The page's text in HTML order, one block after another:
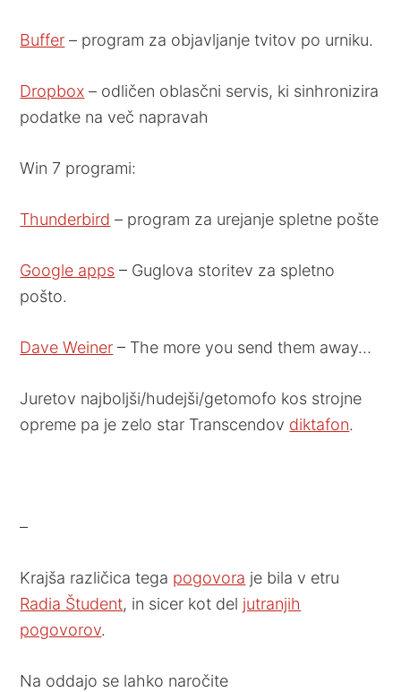
Buffer – program za objavljanje tvitov po urniku.
Dropbox – odličen oblasčni servis, ki sinhronizira
podatke na več napravah
Win 7 programi:
Thunderbird – program za urejanje spletne pošte
Google apps – Guglova storitev za spletno
pošto.
Dave Weiner – The more you send them away…
Juretov najboljši/hudejši/getomofo kos strojne
opreme pa je zelo star Transcendov diktafon.
–
Krajša različica tega pogovora je bila v etru
Radia Študent, in sicer kot del jutranjih
pogovorov.
Na oddajo se lahko naročite